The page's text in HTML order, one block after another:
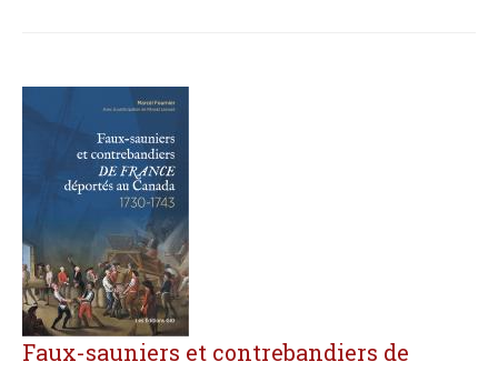
Faux-sauniers et contrebandiers de